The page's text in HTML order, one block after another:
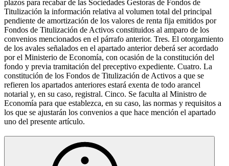
plazos para recabar de las Sociedades Gestoras de Fondos de
Titulización la información relativa al volumen total del principal
pendiente de amortización de los valores de renta fija emitidos por
Fondos de Titulización de Activos constituidos al amparo de los
convenios mencionados en el párrafo anterior. Tres. El otorgamiento
de los avales señalados en el apartado anterior deberá ser acordado
por el Ministerio de Economía, con ocasión de la constitución del
fondo y previa tramitación del preceptivo expediente. Cuatro. La
constitución de los Fondos de Titulización de Activos a que se
refieren los apartados anteriores estará exenta de todo arancel
notarial y, en su caso, registral. Cinco. Se faculta al Ministro de
Economía para que establezca, en su caso, las normas y requisitos a
los que se ajustarán los convenios a que hace mención el apartado
uno del presente artículo.